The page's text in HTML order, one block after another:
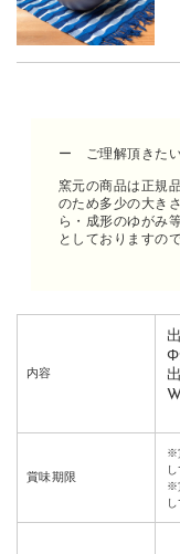
ー ご理解頂きた
窯元の商品は正規
のため多少の大き
ら・成形のゆがみ
としておりますの
内容
賞味期限
※
※